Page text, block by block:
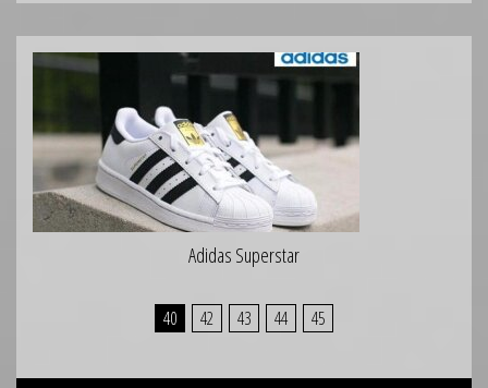
Adidas Superstar
40 42 43 44 45